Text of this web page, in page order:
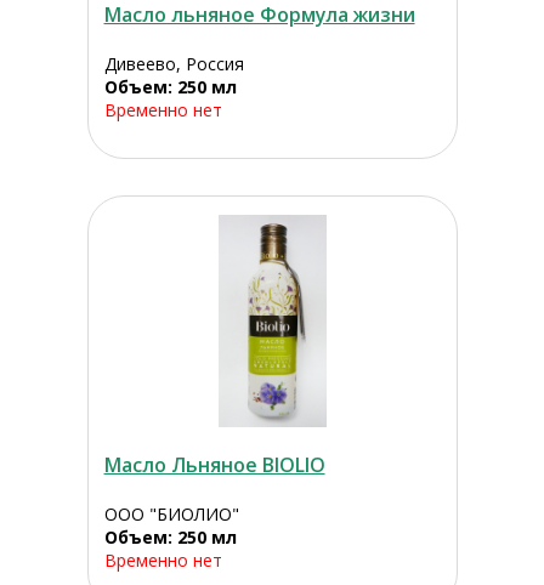
Масло льняное Формула жизни
Дивеево, Россия
Объем: 250 мл
Временно нет
Масло Льняное BIOLIO
ООО "БИОЛИО"
Объем: 250 мл
Временно нет